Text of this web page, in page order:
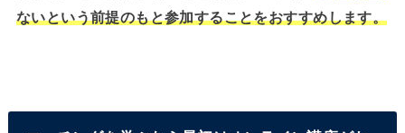
ないという前提のもと参加することをおすすめします。